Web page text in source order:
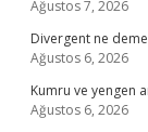
Ağustos 7, 2026
Divergent ne
Ağustos 6, 2026
Kumru ve yengen
Ağustos 6, 2026